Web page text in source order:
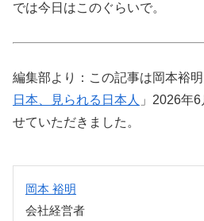
では今日はこのぐらいで。
編集部より：この記事は岡本裕明
日本、見られる日本人 」2026年
せていただきました。
岡本 裕明
会社経営者